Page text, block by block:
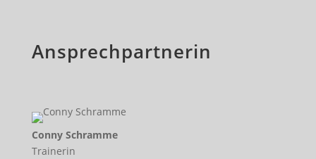
Ansprechpartnerin
Conny Schramme
Trainerin